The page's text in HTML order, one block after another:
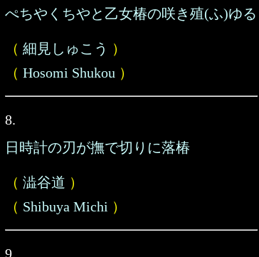
ぺちやくちやと乙女椿の咲き殖(ふ)ゆる
（ 細見しゅこう ）
（ Hosomi Shukou ）
8.
日時計の刃が撫で切りに落椿
（ 澁谷道 ）
（ Shibuya Michi ）
9.